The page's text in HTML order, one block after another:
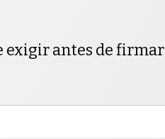
exigir antes de firmar